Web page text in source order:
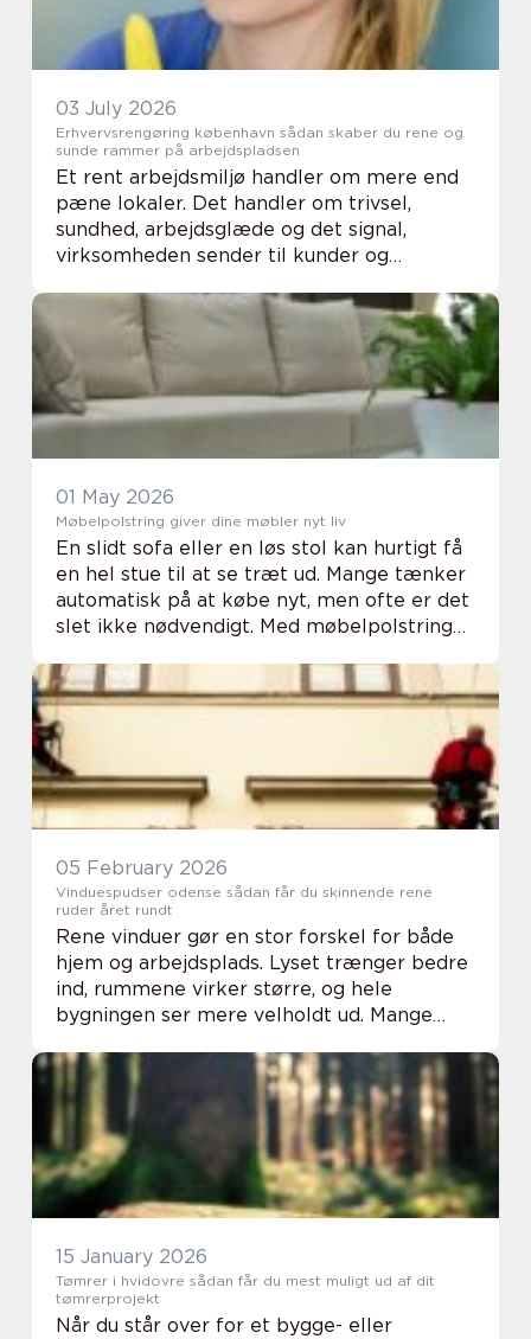
03 July 2026
Erhvervsrengøring københavn sådan skaber du rene og
sunde rammer på arbejdspladsen
Et rent arbejdsmiljø handler om mere end
pæne lokaler. Det handler om trivsel,
sundhed, arbejdsglæde og det signal,
virksomheden sender til kunder og
erhvervsrengøring københavn, handler det
derfor både om hygiejne, effe...
01 May 2026
Møbelpolstring giver dine møbler nyt liv
En slidt sofa eller en løs stol kan hurtigt få
en hel stue til at se træt ud. Mange tænker
automatisk på at købe nyt, men ofte er det
slet ikke nødvendigt. Med møbelpolstring
05 February 2026
Vinduespudser odense sådan får du skinnende rene
ruder året rundt
Rene vinduer gør en stor forskel for både
hjem og arbejdsplads. Lyset trænger bedre
ind, rummene virker større, og hele
bygningen ser mere velholdt ud. Mange
tidskrævende, giver striber og hurtigt bliver
udsat igen ...
15 January 2026
Tømrer i hvidovre sådan får du mest muligt ud af dit
tømrerprojekt
Når du står over for et bygge- eller